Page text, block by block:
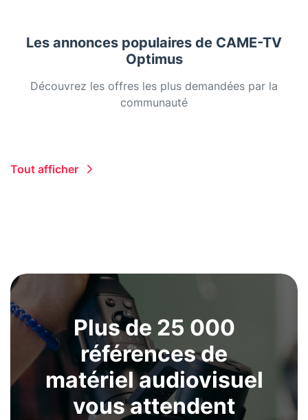
Les annonces populaires de CAME-TV
Optimus
Découvrez les offres les plus demandées par la
communauté
Tout afficher
Plus de 25 000
références de
matériel audiovisuel
vous attendent